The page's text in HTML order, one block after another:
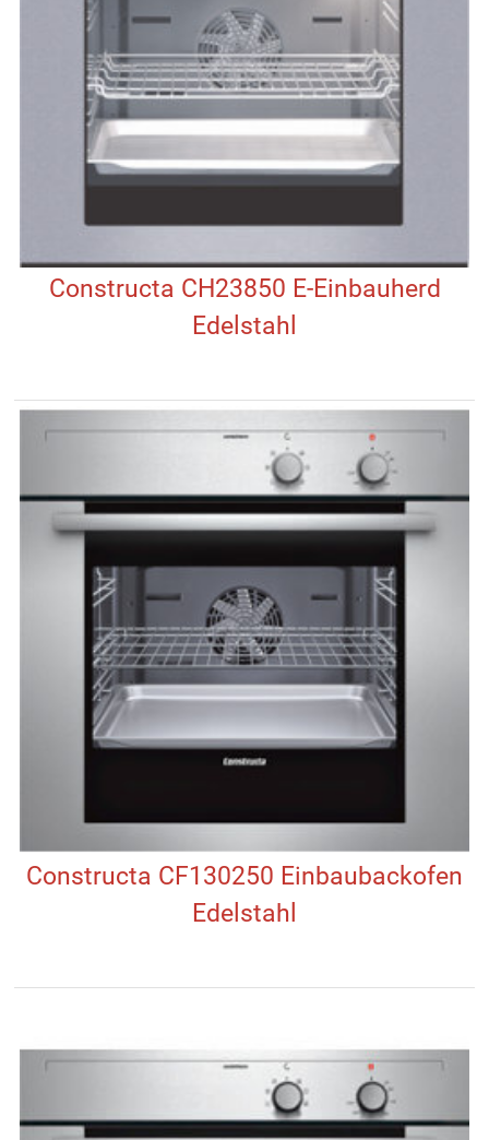
Constructa CH23850 E-Einbauherd
Edelstahl
Constructa CF130250 Einbaubackofen
Edelstahl